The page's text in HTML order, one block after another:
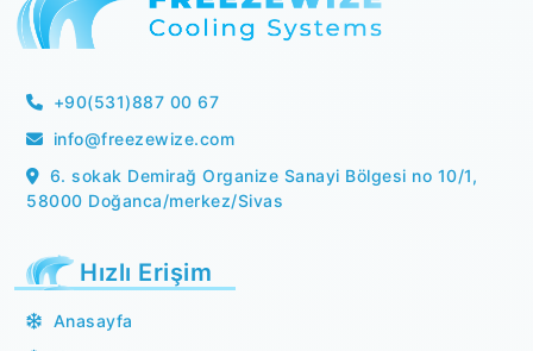
+90(531)887 00 67
info@freezewize.com
6. sokak Demirağ Organize Sanayi Bölgesi no 10/1,
58000 Doğanca/merkez/Sivas
Hızlı Erişim
Anasayfa